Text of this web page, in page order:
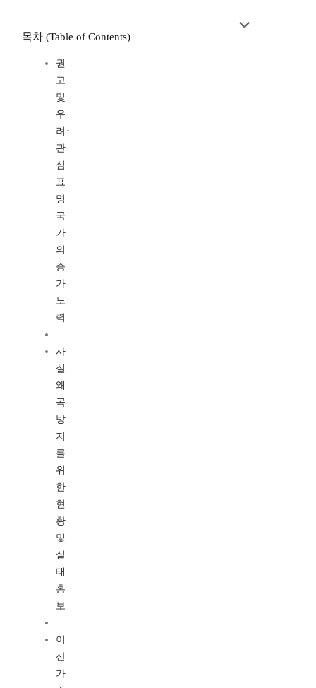
목차 (Table of Contents)
권
고
및
우
려･
관
심
표
명
국
가
의
증
가
노
력
사
실
왜
곡
방
지
를
위
한
현
황
및
실
태
홍
보
이
산
가